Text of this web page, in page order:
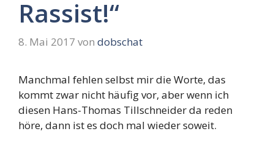
Rassist!“
8. Mai 2017 von dobschat
Manchmal fehlen selbst mir die Worte, das
kommt zwar nicht häufig vor, aber wenn ich
diesen Hans-Thomas Tillschneider da reden
höre, dann ist es doch mal wieder soweit.